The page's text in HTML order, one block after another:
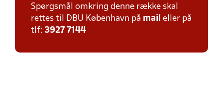
Spørgsmål omkring denne række skal
rettes til DBU København på mail eller på
tlf: 3927 7144